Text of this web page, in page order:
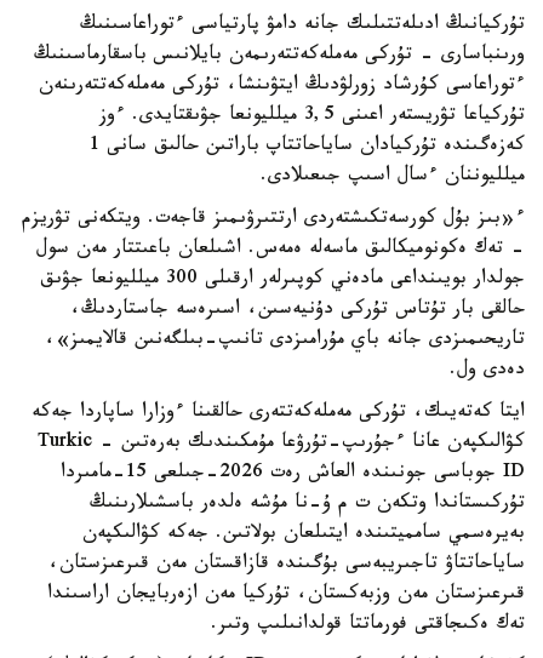
تۇركيانىڭ ادىلەتتىلىك جانە دامۋ پارتياسى ءتوراعاسىنىڭ
ورىنباسارى - تۇركى مەملەكەتتەرىمەن بايلانىس باسقارماسىنىڭ
ءتوراعاسى كۇرشاد زورلۋدىڭ ايتۋىنشا، تۇركى مەملەكەتتەرىنەن
تۇركياعا تۋريستەر اعىنى 3,5 ميلليونعا جۋىقتايدى. ءوز
كەزەگىندە تۇركيادان ساياحاتتاپ باراتىن حالىق سانى 1
ميلليوننان ءسال اسىپ جىعىلادى.
ء«بىز بۇل كورسەتكىشتەردى ارتتىرۋىمىز قاجەت. ويتكەنى تۋريزم
- تەك ەكونوميكالىق ماسەلە ەمەس. اشىلعان باعىتتار مەن سول
جولدار بويىنداعى مادەني كوپىرلەر ارقىلى 300 ميلليونعا جۋىق
حالقى بار تۇتاس تۇركى دۇنيەسىن، اسىرەسە جاستاردىڭ،
تاريحىمىزدى جانە باي مۇرامىزدى تانىپ-بىلگەنىن قالايمىز»،
دەدى ول.
ايتا كەتەيىك، تۇركى مەملەكەتتەرى حالقىنا ءوزارا ساپاردا جەكە
كۋالىكپەن عانا ءجۇرىپ-تۇرۋعا مۇمكىندىك بەرەتىن - Turkic
ID جوباسى جونىندە العاش رەت 2026-جىلعى 15-مامىردا
تۇركىستاندا وتكەن ت م ۇ-نا مۇشە ەلدەر باسشىلارىنىڭ
بەيرەسمي سامميتىندە ايتىلعان بولاتىن. جەكە كۋالىكپەن
ساياحاتتاۋ تاجىريبەسى بۇگىندە قازاقستان مەن قىرعىزستان،
قىرعىزستان مەن وزبەكستان، تۇركيا مەن ازەربايجان اراسىندا
تەك ەكىجاقتى فورماتتا قولدانىلىپ وتىر.